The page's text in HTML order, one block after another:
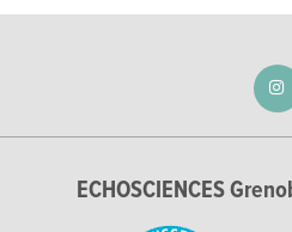
ECHOSCIENCES